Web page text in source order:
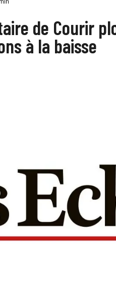
de Courir
à la baisse